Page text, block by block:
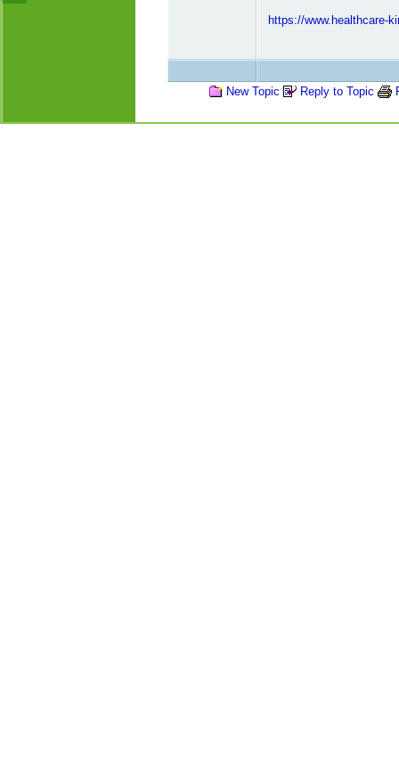
https://www.healthcare-
New Topic Reply to Topic